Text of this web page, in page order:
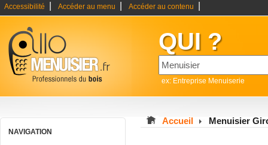
Accessibilité Accéder au menu Accéder au contenu
QUI ?
ex: Entreprise Menuiserie
NAVIGATION
Accueil Menuisier